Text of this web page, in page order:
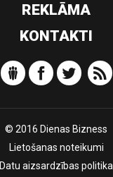
REKLĀMA
KONTAKTI
© 2016 Dienas Bizness
Lietošanas noteikumi
Datu aizsardzības politika